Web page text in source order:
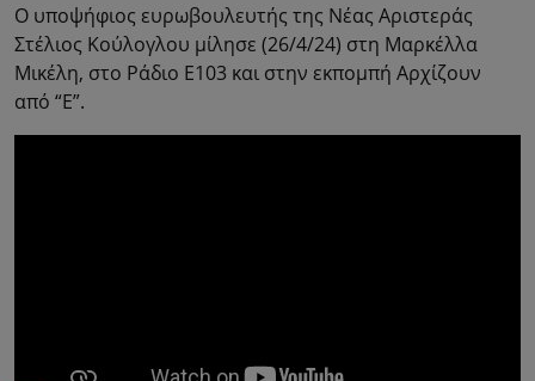
Ο υποψήφιος ευρωβουλευτής της Νέας Αριστεράς
Στέλιος Κούλογλου μίλησε (26/4/24) στη Μαρκέλλα
Μικέλη, στο Ράδιο Ε103 και στην εκπομπή Αρχίζουν
από “Ε”.